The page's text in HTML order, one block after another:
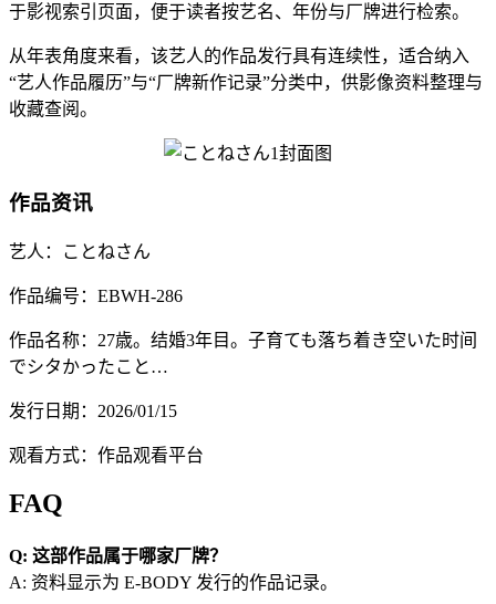
于影视索引页面，便于读者按艺名、年份与厂牌进行检索。
从年表角度来看，该艺人的作品发行具有连续性，适合纳入
“艺人作品履历”与“厂牌新作记录”分类中，供影像资料整理与
收藏查阅。
作品资讯
艺人：ことねさん
作品编号：EBWH-286
作品名称：27歳。结婚3年目。子育ても落ち着き空いた时间
でシタかったこと…
发行日期：2026/01/15
观看方式：作品观看平台
FAQ
Q: 这部作品属于哪家厂牌？
A: 资料显示为 E-BODY 发行的作品记录。